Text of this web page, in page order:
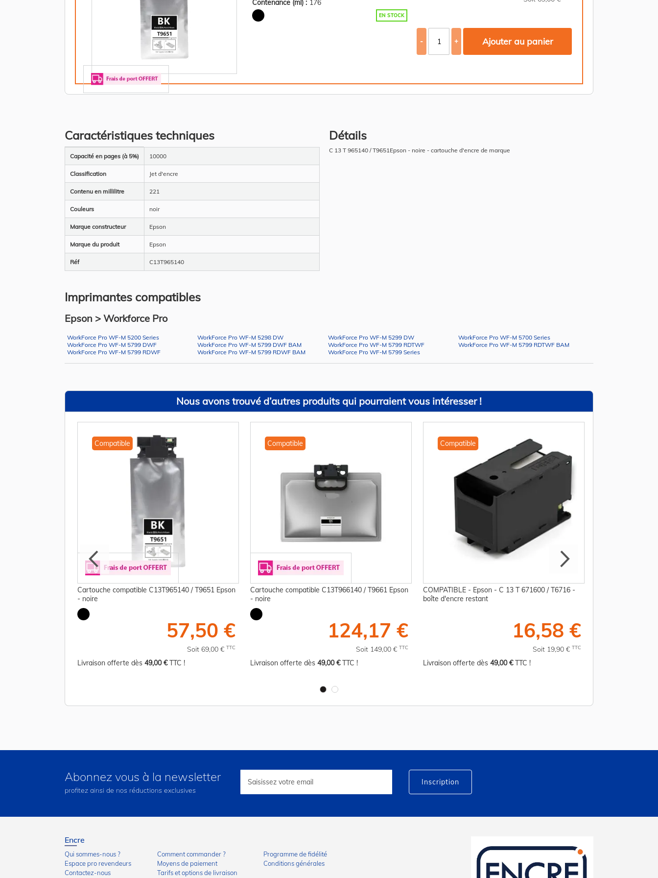
Contenance (ml) : 176
EN STOCK
- + Ajouter au panier
Caractéristiques techniques
d’information
Capacité en pages (à 5%) 10000
Classification Jet d'encre
Contenu en millilitre 221
Couleurs noir
Marque constructeur Epson
Marque du produit Epson
Réf C13T965140
Détails
C 13 T 965140 / T9651Epson - noire - cartouche d'encre de marque
Imprimantes compatibles
Epson > Workforce Pro
WorkForce Pro WF-M 5200 Series WorkForce Pro WF-M 5298 DW WorkForce Pro WF-M 5299 DW
WorkForce Pro WF-M 5700 Series
WorkForce Pro WF-M 5799 DWF
WorkForce Pro WF-M 5799 DWF BAM WorkForce Pro WF-M 5799 RDTWF
WorkForce Pro WF-M 5799 RDTWF BAM
WorkForce Pro WF-M 5799 RDWF
WorkForce Pro WF-M 5799 RDWF BAM WorkForce Pro WF-M 5799 Series
Nous avons trouvé d’autres produits qui pourraient vous intéresser !
Compatible
Cartouche compatible C13T965140 / T9651 Epson
- noire
57,50 €
Soit 69,00 € TTC
Livraison offerte dès 49,00 €TTC !
Compatible
Cartouche compatible C13T966140 / T9661 Epson
- noire
124,17 €
Soit 149,00 € TTC
Livraison offerte dès 49,00 €TTC !
Compatible
COMPATIBLE - Epson - C 13 T 671600 / T6716 -
boîte d'encre restant
16,58 €
Soit 19,90 € TTC
Livraison offerte dès 49,00 €TTC !
Abonnez vous à la newsletter
profitez ainsi de nos réductions exclusives
lettre
Inscription
Encre
Qui sommes-nous ?
Espace pro revendeurs
Contactez-nous
Comment commander ?
Moyens de paiement
Tarifs et options de livraison
Programme de fidélité
Conditions générales